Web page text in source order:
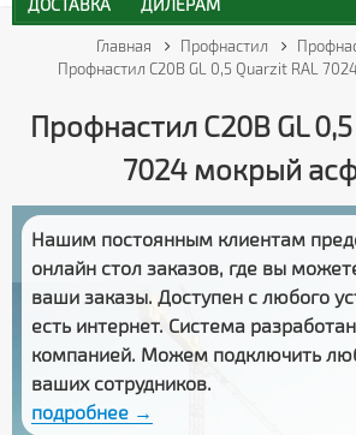
Главная Профнастил
Профнастил С20В GL 0,5 Quarzit RAL
Профнастил С20В GL
7024 мокрый
Нашим постоянным клиентам
онлайн стол заказов, где вы
ваши заказы. Доступен с любого
есть интернет. Система
компанией. Можем подключить
ваших сотрудников.
подробнее →
ДОСТАВКА
ДИЛЕРАМ